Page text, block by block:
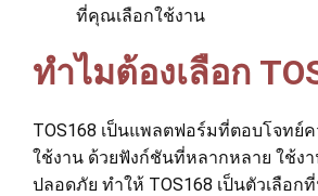
ที่คุณเลือกใช้งาน
ทำไมต้องเลือก
TOS168 เป็นแพลตฟอร์มที่ตอบโจทย์
ใช้งาน ด้วยฟังก์ชันที่หลากหลาย ใช้งา
ปลอดภัย ทำให้ TOS168 เป็นตัวเลือก